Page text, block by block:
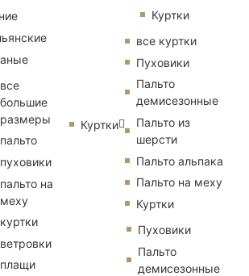
все
большие
размеры
пальто
пуховики
пальто на
меху
куртки
ветровки
плащи
Куртки
Куртки
все куртки
Пуховики
Пальто
демисезонные
Пальто из
шерсти
Пальто альпака
Пальто на меху
Куртки
Пуховики
Пальто
демисезонные